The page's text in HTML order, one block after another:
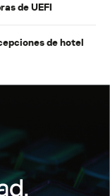
de UEFI
de hotel